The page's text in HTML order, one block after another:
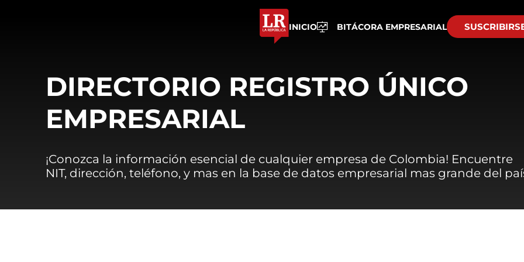
INICIO BITÁCORA EMPRESARIAL
DIRECTORIO REGISTRO ÚNICO
EMPRESARIAL
¡Conozca la información esencial de cualquier empresa de Colombia! Encuentre
NIT, dirección, teléfono, y mas en la base de datos empresarial mas grande del